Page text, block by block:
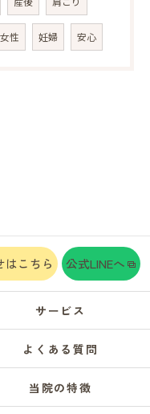
女性 妊婦 安心
はこちら 公式LINEへ
サービス
よくある質問
当院の特徴